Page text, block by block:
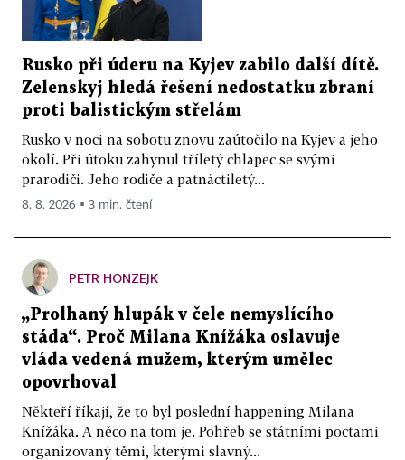
Rusko při úderu na Kyjev zabilo další dítě.
Zelenskyj hledá řešení nedostatku zbraní
proti balistickým střelám
Rusko v noci na sobotu znovu zaútočilo na Kyjev a jeho
okolí. Při útoku zahynul tříletý chlapec se svými
prarodiči. Jeho rodiče a patnáctiletý...
8. 8. 2026 ▪ 3 min. čtení
PETR HONZEJK
„Prolhaný hlupák v čele nemyslícího
stáda“. Proč Milana Knížáka oslavuje
vláda vedená mužem, kterým umělec
opovrhoval
Někteří říkají, že to byl poslední happening Milana
Knížáka. A něco na tom je. Pohřeb se státními poctami
organizovaný těmi, kterými slavný...